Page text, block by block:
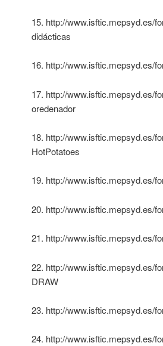
15. http://www.isftic.mepsyd.es/
didácticas
16. http://www.isftic.mepsyd.es/
17. http://www.isftic.mepsyd.es/
oredenador
18. http://www.isftic.mepsyd.es/
HotPotatoes
19. http://www.isftic.mepsyd.es/
20. http://www.isftic.mepsyd.es/
21. http://www.isftic.mepsyd.es/
22. http://www.isftic.mepsyd.es/
DRAW
23. http://www.isftic.mepsyd.es/
24. http://www.isftic.mepsyd.es/